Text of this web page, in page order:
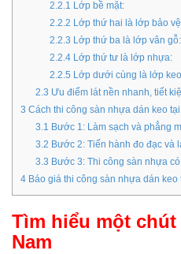
2.2.1 Lớp bề mặt:
2.2.2 Lớp thứ hai là lớp bảo
2.2.3 Lớp thứ ba là lớp vân gỗ:
2.2.4 Lớp thứ tư là lớp nhựa:
2.2.5 Lớp dưới cùng là lớp
2.3 Ưu điểm lát nền nhanh, tiết
3 Cách thi công sàn nhựa dán keo
3.1 Bước 1: Làm sạch và phẳng
3.2 Bước 2: Tiến hành đo đạc và
3.3 Bước 3: Thi công sàn nhựa
4 Báo giá thi công sàn nhựa dán keo
Tìm hiểu một
Nam